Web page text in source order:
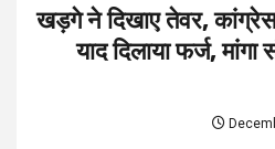
खड़गे ने दिखाए तेवर, कांग्रेस
याद दिलाया फर्ज,